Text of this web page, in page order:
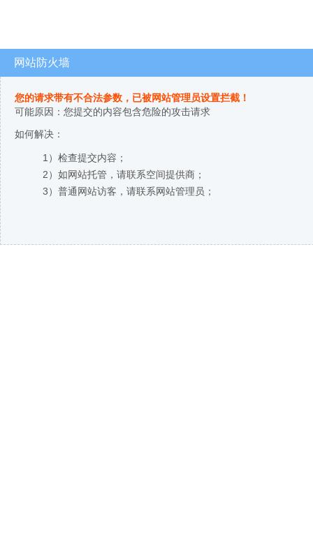
网站防火墙
您的请求带有不合法参数，已被网站管理员设置拦截！
可能原因：您提交的内容包含危险的攻击请求
如何解决：
1）检查提交内容；
2）如网站托管，请联系空间提供商；
3）普通网站访客，请联系网站管理员；